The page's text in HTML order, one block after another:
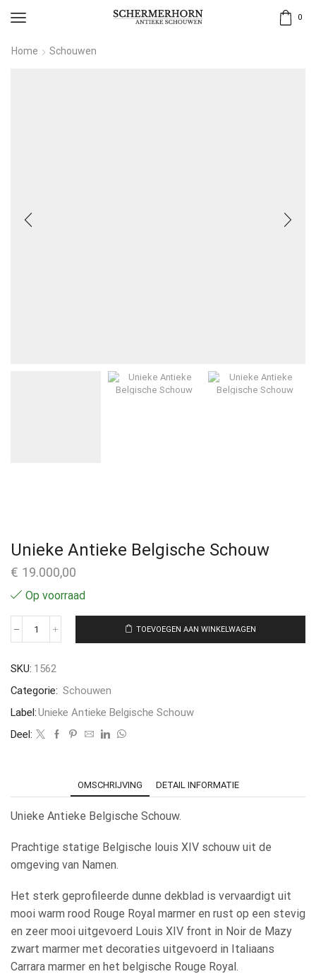
0
Home Schouwen
Unieke Antieke Belgische Schouw
€ 19.000,00
Op voorraad
TOEVOEGEN AAN WINKELWAGEN
SKU: 1562
Categorie: Schouwen
Label:Unieke Antieke Belgische Schouw
Deel:
OMSCHRIJVING DETAIL INFORMATIE
Unieke Antieke Belgische Schouw.
Prachtige statige Belgische louis XIV schouw uit de
omgeving van Namen.
Het sterk geprofileerde dunne dekblad is vervaardigt uit
mooi warm rood Rouge Royal marmer en rust op een stevig
en zeer mooi uitgevoerd Louis XIV front in Noir de Mazy
zwart marmer met decoraties uitgevoerd in Italiaans
Carrara marmer en het belgische Rouge Royal.